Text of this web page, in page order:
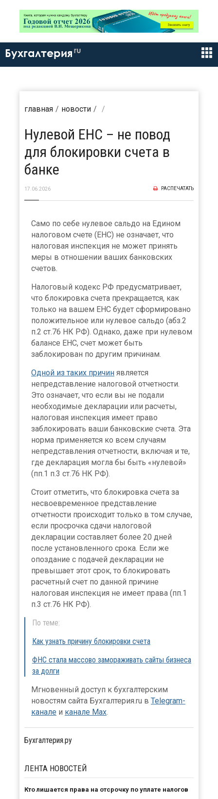
Бухгалтерия ru
главная новости
Нулевой ЕНС – не повод
для блокировки счета в
банке
17.06.2026 РАСПЕЧАТАТЬ
Само по себе нулевое сальдо на Едином
налоговом счете (ЕНС) не означает, что
налоговая инспекция не может принять
меры в отношении ваших банковских
счетов.
Налоговый кодекс РФ предусматривает,
что блокировка счета прекращается, как
только на вашем ЕНС будет сформировано
положительное или нулевое сальдо (абз.2
п.2 ст.76 НК РФ). Однако, даже при нулевом
балансе ЕНС, счет может быть
заблокирован по другим причинам.
Одной из таких причин является
непредставление налоговой отчетности.
Это означает, что если вы не подали
необходимые декларации или расчеты,
налоговая инспекция имеет право
заблокировать ваши банковские счета. Эта
норма применяется ко всем случаям
непредставления отчетности, включая и те,
где декларация могла бы быть «нулевой»
(пп.1 п.3 ст.76 НК РФ).
Стоит отметить, что блокировка счета за
несвоевременное представление
отчетности происходит только в том случае,
если просрочка сдачи налоговой
декларации составляет более 20 дней
после установленного срока. Если же
опоздание с подачей декларации не
превышает этот срок, то блокировать
расчетный счет по данной причине
налоговая инспекция не имеет права (пп.1
п.3 ст.76 НК РФ).
По теме:
Как узнать причину блокировки счета
ФНС стала массово замораживать сайты бизнеса
за долги
Мгновенный доступ к бухгалтерским
новостям сайта Бухгалтерия.ru в Telegram-
канале и канале Max.
Бухгалтерия.ру
ЛЕНТА НОВОСТЕЙ
Кто лишается права на отсрочку по уплате налогов